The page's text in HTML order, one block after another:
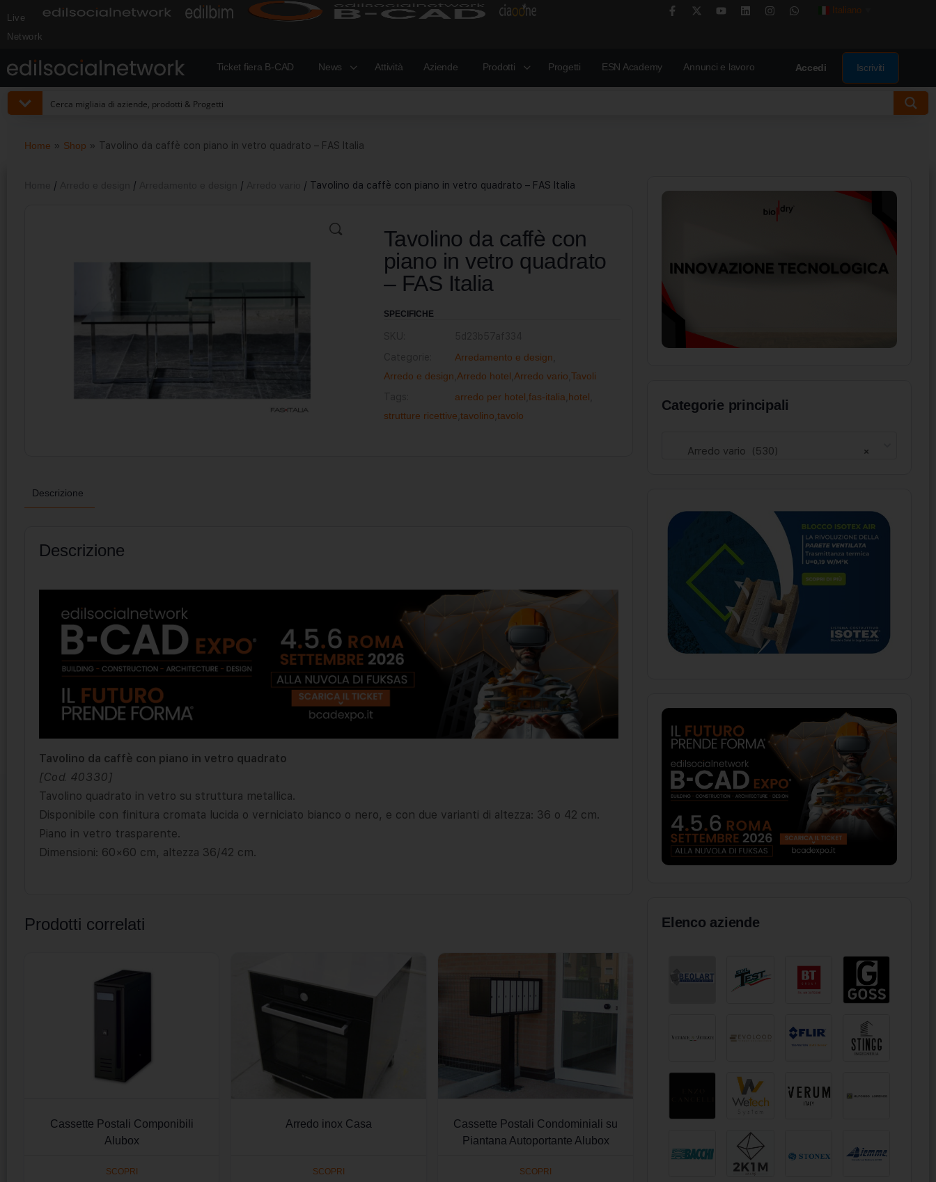
Live
Network
Italiano
Ticket fiera B-CAD News Attività Aziende Prodotti Progetti ESN Academy Annunci e lavoro Accedi Iscriviti
Home » Shop » Tavolino da caffè con piano in vetro quadrato – FAS Italia
/ / / / Tavolino da caffè con piano in vetro quadrato – FAS Italia
Tavolino da caffè con
piano in vetro quadrato
– FAS Italia
SPECIFICHE
Arredamento e design
Arredo e design Arredo hotel Arredo vario Tavoli
arredo per hotel fas-italia hotel
strutture ricettive tavolino tavolo
Descrizione
Descrizione
Tavolino da caffè con piano in vetro quadrato
[Cod. 40330]
Tavolino quadrato in vetro su struttura metallica.
Disponibile con finitura cromata lucida o verniciato bianco o nero, e con due varianti di altezza: 36 o 42 cm.
Piano in vetro trasparente.
Dimensioni: 60×60 cm, altezza 36/42 cm.
Prodotti correlati
Cassette Postali Componibili
Alubox
SCOPRI
Arredo inox Casa
SCOPRI
Cassette Postali Condominiali su
Piantana Autoportante Alubox
SCOPRI
Categorie principali
×
Arredo vario (530)
Elenco aziende